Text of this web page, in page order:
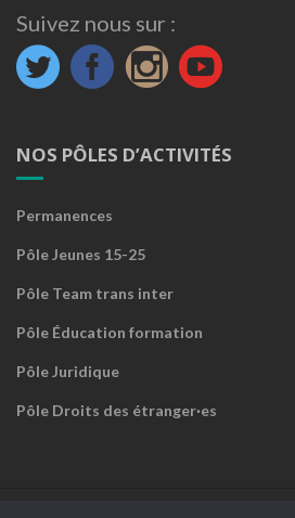
Suivez nous sur :
NOS PÔLES D’ACTIVITÉS
Permanences
Pôle Jeunes 15-25
Pôle Team trans inter
Pôle Éducation formation
Pôle Juridique
Pôle Droits des étranger·es